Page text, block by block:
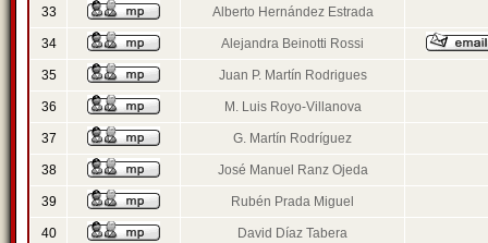
33 Alberto Hernández Estrada
34 Alejandra Beinotti Rossi
35 Juan P. Martín Rodrigues
36 M. Luis Royo-Villanova
37 G. Martín Rodríguez
38 José Manuel Ranz Ojeda
39 Rubén Prada Miguel
40 David Díaz Tabera